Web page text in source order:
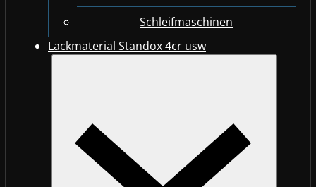
Schleifmaschinen
Lackmaterial Standox 4cr usw